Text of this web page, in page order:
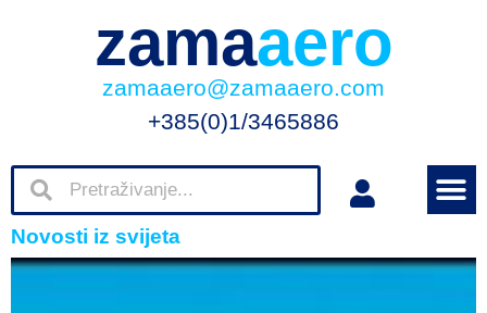
zamaaero
zamaaero@zamaaero.com
+385(0)1/3465886
Novosti iz svijeta